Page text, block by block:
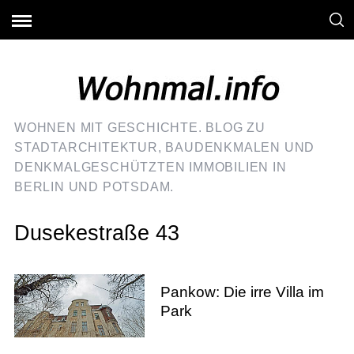
WOHNEN MIT GESCHICHTE. BLOG ZU
STADTARCHITEKTUR, BAUDENKMALEN UND
DENKMALGESCHÜTZTEN IMMOBILIEN IN
BERLIN UND POTSDAM.
Dusekestraße 43
Pankow: Die irre Villa im
Park